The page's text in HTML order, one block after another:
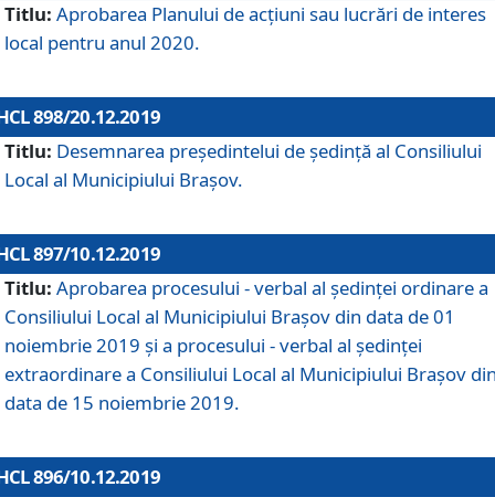
Titlu: Aprobarea Planului de acţiuni sau lucrări de interes
local pentru anul 2020.
898/20.12.2019
Titlu: Desemnarea preşedintelui de şedinţă al Consiliului
Local al Municipiului Braşov.
897/10.12.2019
Titlu: Aprobarea procesului - verbal al şedinţei ordinare a
Consiliului Local al Municipiului Brașov din data de 01
noiembrie 2019 și a procesului - verbal al ședinței
extraordinare a Consiliului Local al Municipiului Brașov
data de 15 noiembrie 2019.
896/10.12.2019